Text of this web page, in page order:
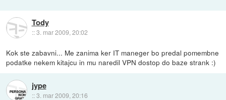
Tody
::3. mar 2009, 20:02
Kok ste zabavni... Me zanima ker IT maneger bo predal pomembne
podatke nekem kitajcu in mu naredil VPN dostop do baze strank :)
jype
::3. mar 2009, 20:16